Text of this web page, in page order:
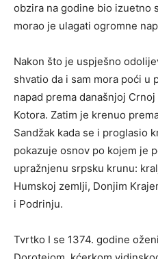
obzira na godine bio izuetno
morao je ulagati ogromne
Nakon što je uspješno
shvatio da i sam mora poći u
napad prema današnjoj
Kotora. Zatim je krenuo
Sandžak kada se i proglasio
pokazuje osnov po kojem je
upražnjenu srpsku krunu:
Humskoj zemlji, Donjim
i Podrinju.
Tvrtko I se 1374. godine